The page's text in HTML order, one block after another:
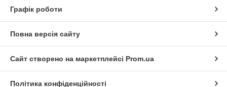
Графік роботи
Повна версія сайту
Сайт створено на маркетплейсі Prom.ua
Політика конфіденційності